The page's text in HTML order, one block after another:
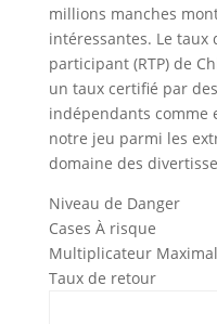
millions manches
intéressantes. Le taux
participant (RTP) de
un taux certifié par
indépendants comme
notre jeu parmi les
domaine des
Niveau de Danger
Cases À risque
Multiplicateur Maximal
Taux de retour